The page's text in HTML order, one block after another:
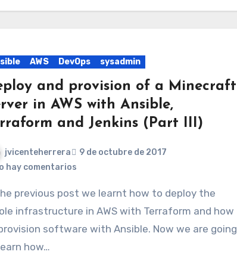
AWS DevOps sysadmin
and provision of a Minecraft
in AWS with Ansible,
and Jenkins (Part III)
jvicenteherrera
9 de octubre de 2017
hay comentarios
infrastructure in AWS with Terraform and how
software with Ansible. Now we are going
how…